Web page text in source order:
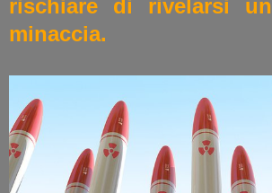
rischiare di rivelarsi
minaccia.